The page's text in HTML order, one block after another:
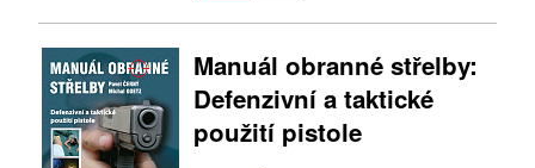
Manuál obranné střelby:
Defenzivní a taktické
použití pistole